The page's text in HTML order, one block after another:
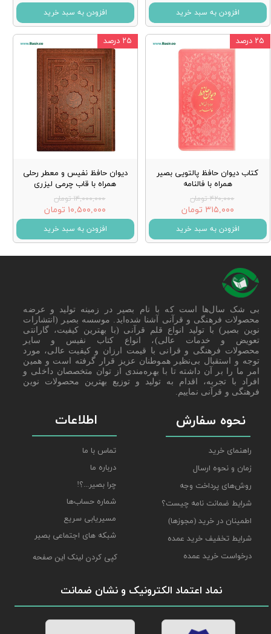
افزودن به سبد خرید افزودن به سبد خرید
کتاب دیوان حافظ پالتویی بصیر
همراه با فالنامه
۴۲۰,۰۰۰ تومان
۳۱۵,۰۰۰ تومان
افزودن به سبد خرید
۲۵ درصد
دیوان حافظ نفیس و معطر رحلی
همراه با قاب چرمی لیزری
۱۴,۰۰۰,۰۰۰ تومان
۱۰,۵۰۰,۰۰۰ تومان
افزودن به سبد خرید
۲۵ درصد
نحوه سفارش
راهنمای خرید
زمان و نحوه ارسال
روش‌های پرداخت وجه
شرایط ضمانت نامه چیست؟
اطمینان در خرید (مجوزها)
شرایط تخفیف خرید عمده
درخواست خرید عمده
نماد اعتماد الکترونیک و نشان ضمانت
اطلاعات
تماس با ما
درباره ما
چرا بصیر...؟!
شماره حساب‌ها
مسیریابی سریع
شبکه های اجتماعی بصیر
بی شک سال‌ها است که با نام بصیر در زمینه تولید و عرضه
محصولات فرهنگی و قرآنی آشنا شده‌اید. موسسه بصیر (انتشارات
نوین بصیر) با تولید انواع قلم قرآنی (با بهترین کیفیت، گارانتی
تعویض و خدمات عالی)، انواع کتاب نفیس و سایر
محصولات فرهنگی و قرانی با قیمت ارزان و کیفیت عالی، مورد
توجه و استقبال بی‌نظیر هموطنان عزیز قرار گرفته است و همین
امر ما را بر آن داشته تا با بهره‌مندی از توان متخصصان داخلی و
افراد با تجربه، اقدام به تولید و توزیع بهترین محصولات نوین
فرهنگی و قرآنی نماییم.
کپی کردن لینک این صفحه